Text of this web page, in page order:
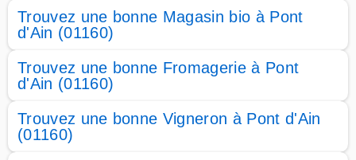
Trouvez une bonne Magasin bio à Pont
d'Ain (01160)
Trouvez une bonne Fromagerie à Pont
d'Ain (01160)
Trouvez une bonne Vigneron à Pont d'Ain
(01160)